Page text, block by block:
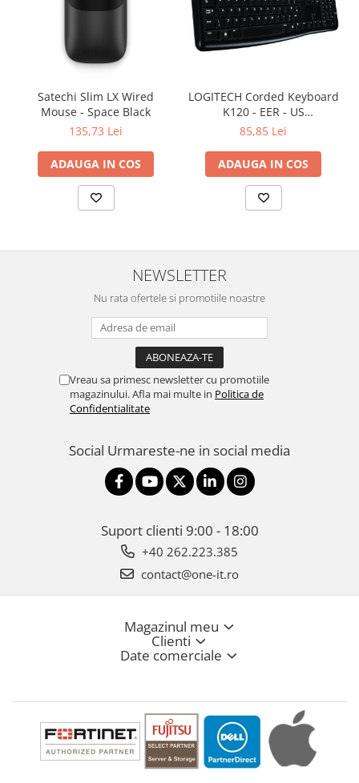
Satechi Slim LX Wired
Mouse - Space Black
135,73 Lei
ADAUGA IN COS
LOGITECH Corded Keyboard
K120 - EER - US
International layout
85,85 Lei
ADAUGA IN COS
NEWSLETTER
Nu rata ofertele si promotiile noastre
Vreau sa primesc newsletter cu promotiile
magazinului. Afla mai multe in Politica de
Confidentialitate
Social Urmareste-ne in social media
Suport clienti 9:00 - 18:00
+40 262.223.385
contact@one-it.ro
Magazinul meu
Clienti
Date comerciale